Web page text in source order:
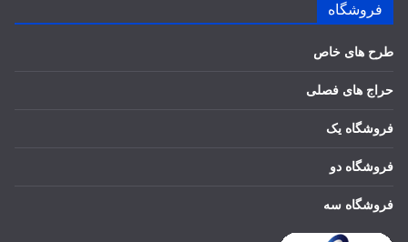
فروشگاه
طرح های خاص
حراج های فصلی
فروشگاه یک
فروشگاه دو
فروشگاه سه